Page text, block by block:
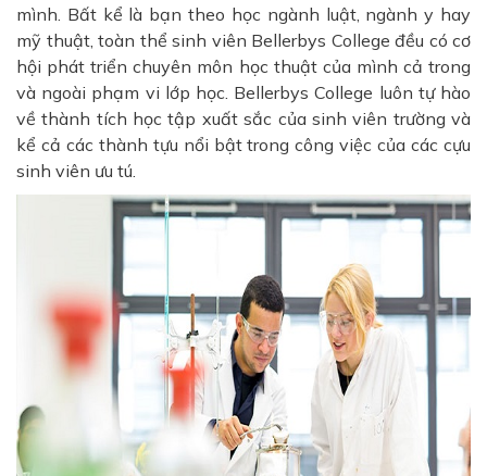
mình. Bất kể là bạn theo học ngành luật, ngành y hay
mỹ thuật, toàn thể sinh viên Bellerbys College đều có cơ
hội phát triển chuyên môn học thuật của mình cả trong
và ngoài phạm vi lớp học. Bellerbys College luôn tự hào
về thành tích học tập xuất sắc của sinh viên trường và
kể cả các thành tựu nổi bật trong công việc của các cựu
sinh viên ưu tú.